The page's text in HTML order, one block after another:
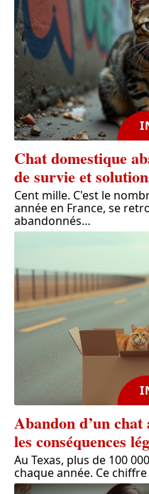
Chat domestique
de survie et
Cent mille. C'est le
année en France, se
abandonnés…
Abandon d’un
les conséquences
Au Texas, plus de 100
chaque année. Ce